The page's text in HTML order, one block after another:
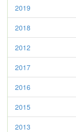
2019
2018
2012
2017
2016
2015
2013